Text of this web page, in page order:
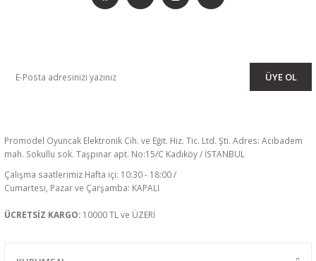
ÜYE OL
Promodel Oyuncak Elektronik Cih. ve Eğit. Hiz. Tic. Ltd. Şti. Adres: Acıbadem
mah. Sokullu sok. Taşpınar apt. No:15/C Kadıköy / İSTANBUL
Çalışma saatlerimiz Hafta içi: 10:30 - 18:00 /
Cumartesi, Pazar ve Çarşamba: KAPALI
ÜCRETSİZ KARGO: 10000 TL ve ÜZERİ